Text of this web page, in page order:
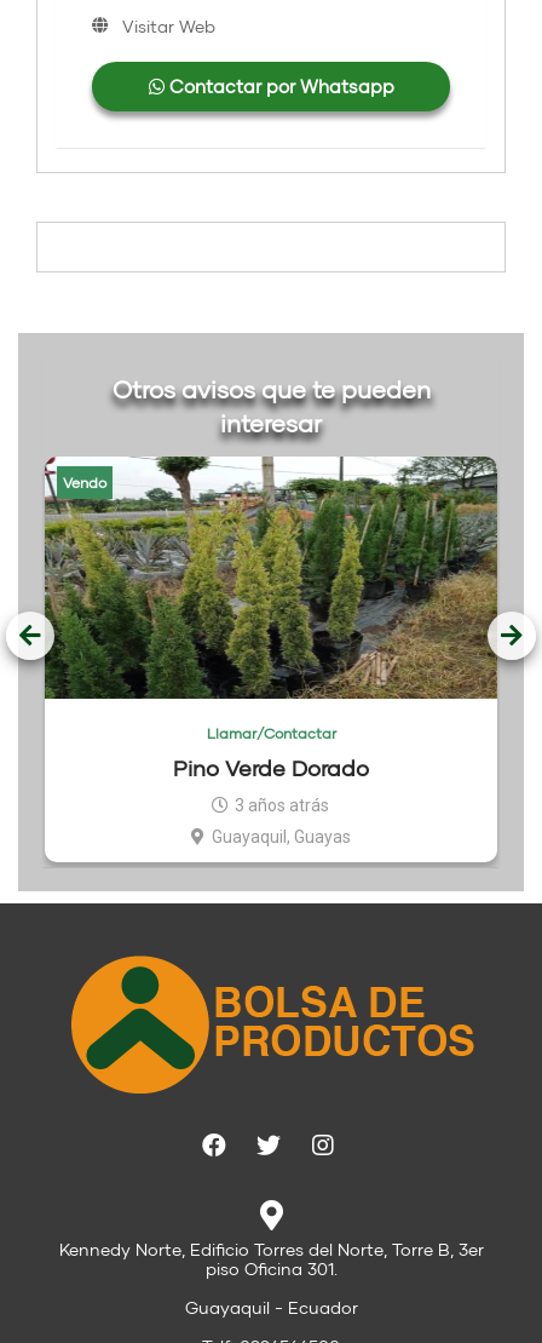
Visitar Web
Contactar por Whatsapp
Otros avisos que te pueden
interesar
Vendo
Llamar/Contactar
Pino Verde Dorado
3 años atrás
Guayaquil, Guayas
Kennedy Norte, Edificio Torres del Norte, Torre B, 3er
piso Oficina 301.
Guayaquil - Ecuador